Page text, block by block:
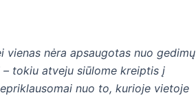
vienas nėra apsaugotas nuo gedimų
tokiu atveju siūlome kreiptis į
nuo to, kurioje vietoje